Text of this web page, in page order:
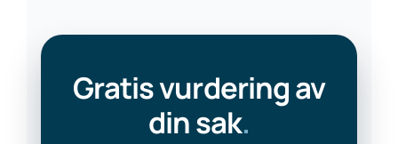
Gratis vurdering av
din sak.